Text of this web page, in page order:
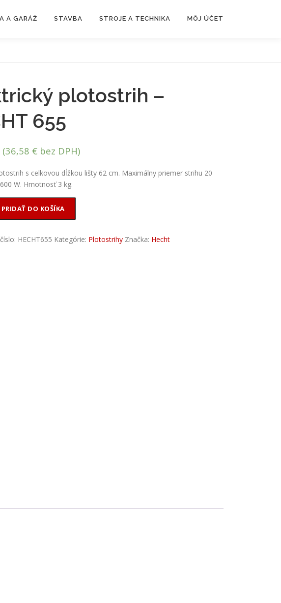
A GARÁŽ STAVBA STROJE A TECHNIKA MÔJ ÚČET
plotostrih –
655
(36,58 € bez DPH)
s celkovou dĺžkou lišty 62 cm. Maximálny priemer strihu 20
W. Hmotnosť 3 kg.
PRIDAŤ DO KOŠÍKA
HECHT655 Kategórie: Plotostrihy Značka: Hecht